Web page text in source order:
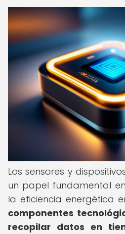
Los sensores y
un papel fundamental
la eficiencia energética
componentes
recopilar datos en